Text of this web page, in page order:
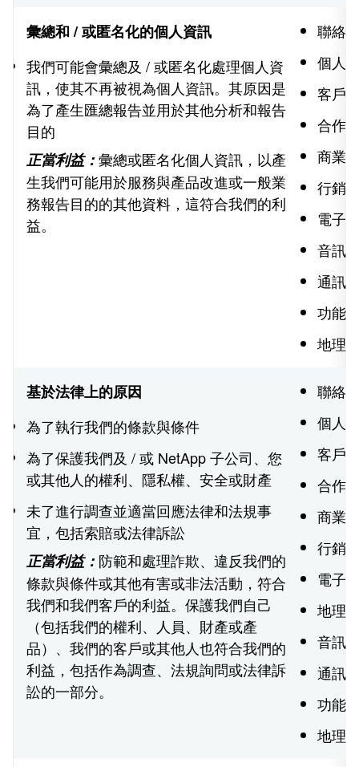
彙總和 / 或匿名化的個人資訊
我們可能會彙總及 / 或匿名化處理個人資
訊，使其不再被視為個人資訊。其原因是
為了產生匯總報告並用於其他分析和報告
目的
正當利益：彙總或匿名化個人資訊，以產
生我們可能用於服務與產品改進或一般業
務報告目的的其他資料，這符合我們的利
益。
聯絡
個人
客戶
合作
商業
行銷
電子
音訊
通訊
功能
地理
基於法律上的原因
為了執行我們的條款與條件
為了保護我們及 / 或 NetApp 子公司、您
或其他人的權利、隱私權、安全或財產
未了進行調查並適當回應法律和法規事
宜，包括索賠或法律訴訟
正當利益： 防範和處理詐欺、違反我們的
條款與條件或其他有害或非法活動，符合
我們和我們客戶的利益。保護我們自己
（包括我們的權利、人員、財產或產
品）、我們的客戶或其他人也符合我們的
利益，包括作為調查、法規詢問或法律訴
訟的一部分。
聯絡
個人
客戶
合作
商業
行銷
電子
地理
音訊
通訊
功能
地理